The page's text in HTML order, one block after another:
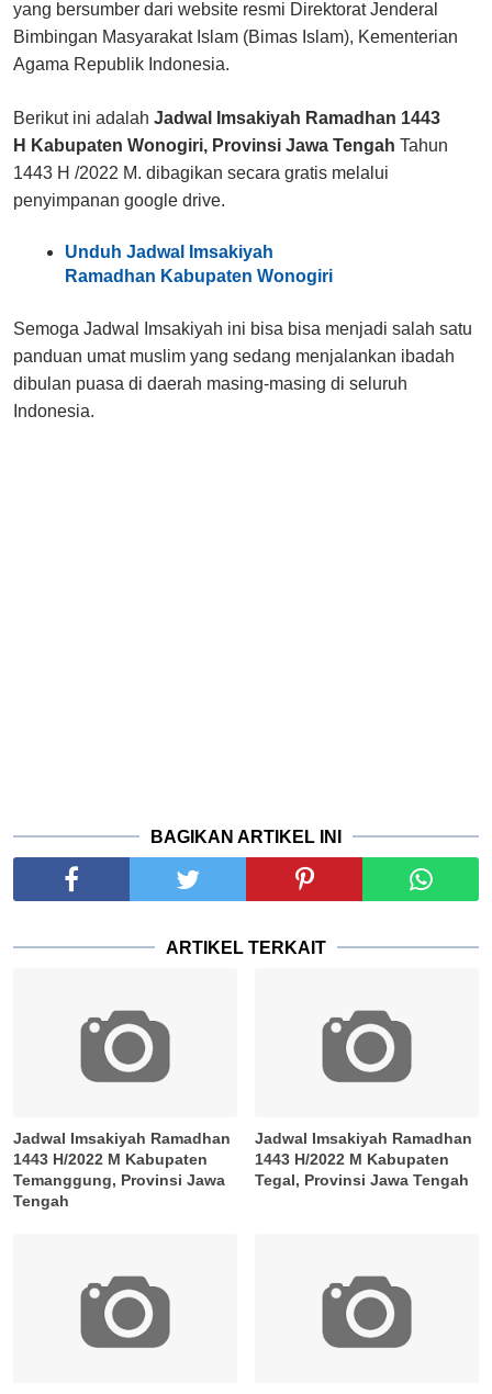
yang bersumber dari website resmi Direktorat Jenderal
Bimbingan Masyarakat Islam (Bimas Islam), Kementerian
Agama Republik Indonesia.
Berikut ini adalah Jadwal Imsakiyah Ramadhan 1443
H Kabupaten Wonogiri, Provinsi Jawa Tengah Tahun
1443 H /2022 M. dibagikan secara gratis melalui
penyimpanan google drive.
Unduh Jadwal Imsakiyah
Ramadhan Kabupaten Wonogiri
Semoga Jadwal Imsakiyah ini bisa bisa menjadi salah satu
panduan umat muslim yang sedang menjalankan ibadah
dibulan puasa di daerah masing-masing di seluruh
Indonesia.
BAGIKAN ARTIKEL INI
ARTIKEL TERKAIT
Jadwal Imsakiyah Ramadhan
1443 H/2022 M Kabupaten
Temanggung, Provinsi Jawa
Tengah
Jadwal Imsakiyah Ramadhan
1443 H/2022 M Kabupaten
Tegal, Provinsi Jawa Tengah